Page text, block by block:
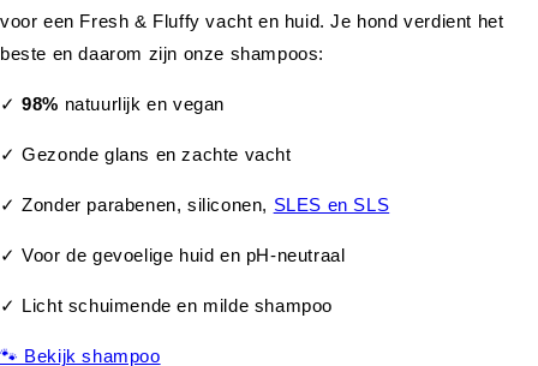
voor een Fresh & Fluffy vacht en huid. Je hond verdient het
beste en daarom zijn onze shampoos:
✓98% natuurlijk en vegan
✓ Gezonde glans en zachte vacht
✓ Zonder parabenen, siliconen, SLES en SLS
✓ Voor de gevoelige huid en pH-neutraal
✓ Licht schuimende en milde shampoo
🐾 Bekijk shampoo